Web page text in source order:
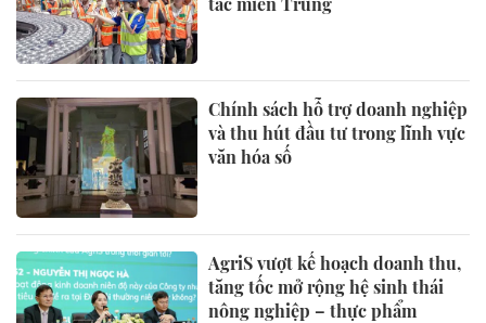
Chính sách hỗ trợ doanh nghiệp
và thu hút đầu tư trong lĩnh vực
văn hóa số
AgriS vượt kế hoạch doanh thu,
tăng tốc mở rộng hệ sinh thái
nông nghiệp – thực phẩm